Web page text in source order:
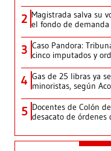
2 Magistrada salva su
el fondo de
3 Caso Pandora:
cinco imputados y
4 Gas de 25 libras ya
minoristas, según
5 Docentes de Colón
desacato de órdenes